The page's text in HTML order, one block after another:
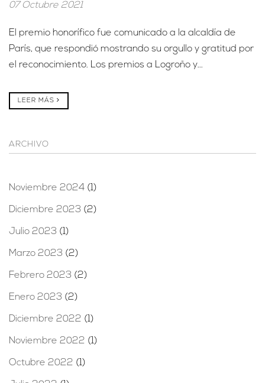
07 Octubre 2021
El premio honorífico fue comunicado a la alcaldía de
París, que respondió mostrando su orgullo y gratitud por
el reconocimiento. Los premios a Logroño y...
LEER MÁS
ARCHIVO
Noviembre 2024 (1)
Diciembre 2023 (2)
Julio 2023 (1)
Marzo 2023 (2)
Febrero 2023 (2)
Enero 2023 (2)
Diciembre 2022 (1)
Noviembre 2022 (1)
Octubre 2022 (1)